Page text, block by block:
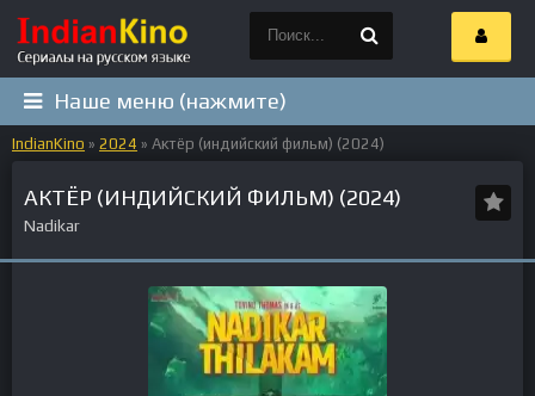
Наше меню (нажмите)
IndianKino » 2024 » Актёр (индийский фильм) (2024)
АКТЁР (ИНДИЙСКИЙ ФИЛЬМ) (2024)
Nadikar